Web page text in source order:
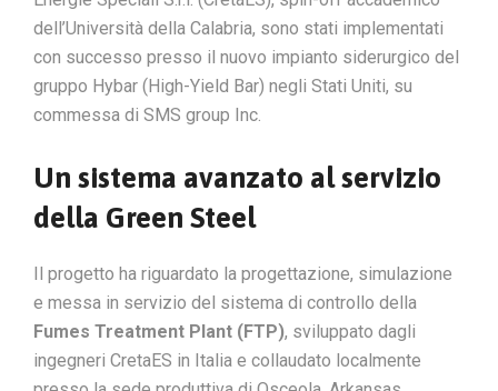
dell’Università della Calabria, sono stati implementati
con successo presso il nuovo impianto siderurgico del
gruppo Hybar (High-Yield Bar) negli Stati Uniti, su
commessa di SMS group Inc.
Un sistema avanzato al servizio
della Green Steel
Il progetto ha riguardato la progettazione, simulazione
e messa in servizio del sistema di controllo della
Fumes Treatment Plant (FTP), sviluppato dagli
ingegneri CretaES in Italia e collaudato localmente